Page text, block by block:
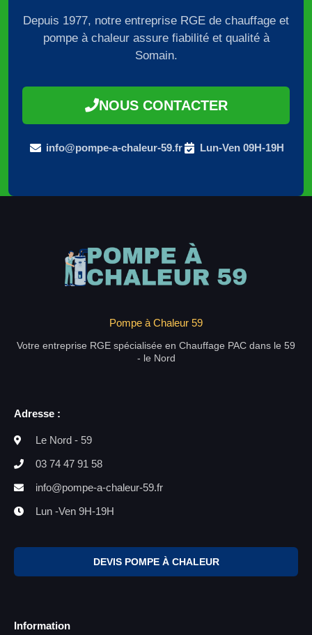
Depuis 1977, notre entreprise RGE de chauffage et
pompe à chaleur assure fiabilité et qualité à
Somain.
NOUS CONTACTER
info@pompe-a-chaleur-59.fr Lun-Ven 09H-19H
Pompe à Chaleur 59
Votre entreprise RGE spécialisée en Chauffage PAC dans le 59
- le Nord
Adresse :
Le Nord - 59
03 74 47 91 58
info@pompe-a-chaleur-59.fr
Lun -Ven 9H-19H
DEVIS POMPE À CHALEUR
Information